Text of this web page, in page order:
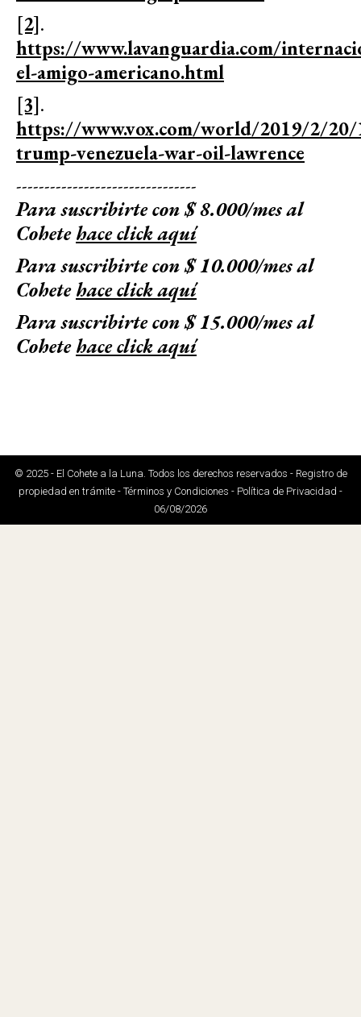
[2].
https://www.lavanguardia.com/
el-amigo-americano.html
[3].
https://www.vox.com/world/2019/2/20/
trump-venezuela-war-oil-lawrence
--------------------------------
Para suscribirte con $ 8.000/mes al
Cohetehace click aquí
Para suscribirte con $ 10.000/mes al
Cohetehace click aquí
Para suscribirte con $ 15.000/mes al
Cohetehace click aquí
© 2025 - El Cohete a la Luna. Todos los derechos reservados - Registro de
propiedad en trámite - Términos y Condiciones - Política de Privacidad -
06/08/2026